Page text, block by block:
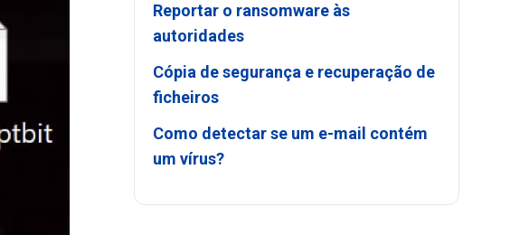
Reportar o ransomware às
autoridades
Cópia de segurança e recuperação de
ficheiros
Como detectar se um e-mail contém
um vírus?